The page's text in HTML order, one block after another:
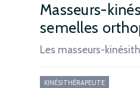
Masseurs-
semelles
Les masseurs-
KINÉSITHÉRAPEUTE